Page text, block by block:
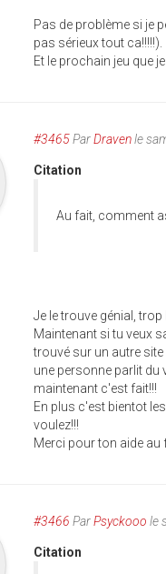
Pas de problème si je
pas sérieux tout ca!!!!!).
Et le prochain jeu que
#3465ParDravenle
Citation
Au fait, comment
Je le trouve génial,
Maintenant si tu veux
trouvé sur un autre
une personne parlit du
maintenant c'est fait!!!
En plus c'est bientot
voulez!!!
Merci pour ton aide au
#3466 ParPsyckooo le
Citation